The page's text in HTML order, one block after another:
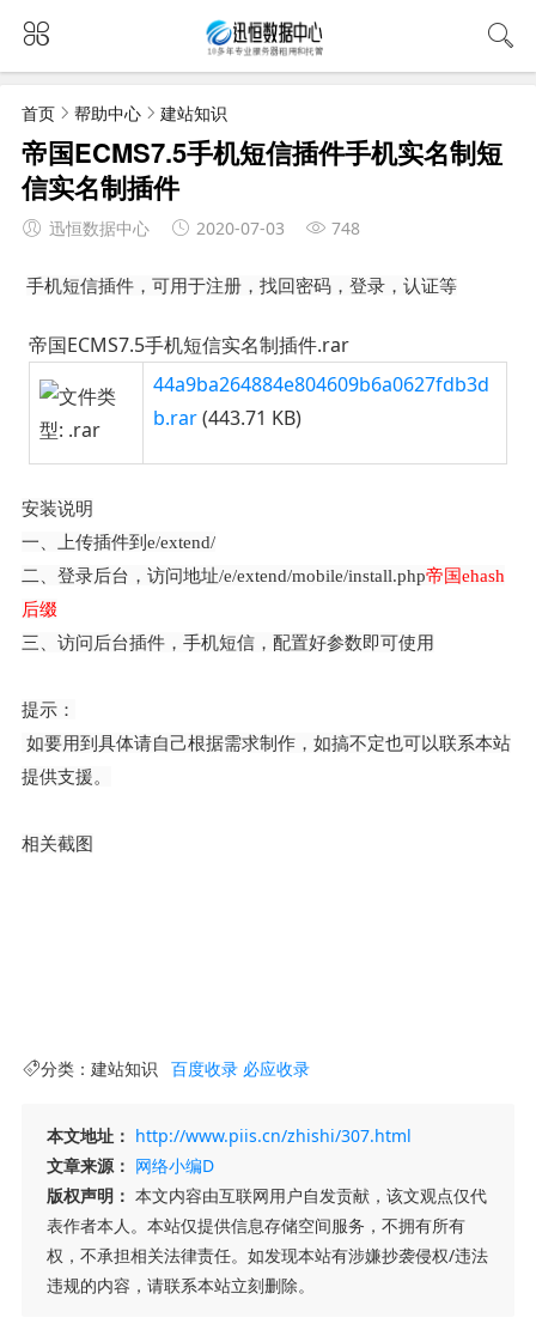
首页 帮助中心 建站知识
帝国ECMS7.5手机短信插件手机实名制短
信实名制插件
迅恒数据中心 2020-07-03 748
手机短信插件，可用于注册，找回密码，登录，认证等
帝国ECMS7.5手机短信实名制插件.rar
44a9ba264884e804609b6a0627fdb3d
b.rar(443.71 KB)
安装说明
一、上传插件到e/extend/
二、登录后台，访问地址/e/extend/mobile/install.php帝国ehash
后缀
三、访问后台插件，手机短信，配置好参数即可使用
提示：
如要用到具体请自己根据需求制作，如搞不定也可以联系本站
提供支援。
相关截图
分类： 建站知识 百度收录 必应收录
本文地址： http://www.piis.cn/zhishi/307.html
文章来源： 网络小编D
版权声明： 本文内容由互联网用户自发贡献，该文观点仅代
表作者本人。本站仅提供信息存储空间服务，不拥有所有
权，不承担相关法律责任。如发现本站有涉嫌抄袭侵权/违法
违规的内容，请联系本站立刻删除。